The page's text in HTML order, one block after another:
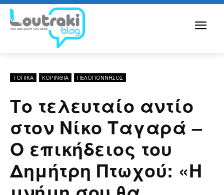
ΤΟΠΙΚΑ ΚΟΡΙΝΘΊΑ ΠΕΛΟΠΌΝΝΗΣΟΣ
Το τελευταίο αντίο
στον Νίκο Ταγαρά –
Ο επικήδειος του
Δημήτρη Πτωχού: «Η